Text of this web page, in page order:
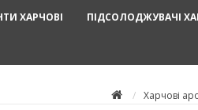
ХАРЧОВІ ПІДСОЛОДЖУВАЧІ
Харчові